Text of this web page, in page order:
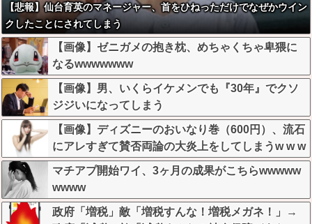
【悲報】仙台育英のマネージャー、首をひねっただけでなぜかウイン
クしたことにされてしまう
【画像】ゼニガメの抱き枕、めちゃくちゃ卑猥に
なるwwwwwww
【画像】男、いくらイケメンでも『30年』でクソ
ジジいになってしまう
【画像】ディズニーのおいなり巻（600円）、流石
にアレすぎて賛否両論の大炎上をしてしまうw w w
w w w w
マチアプ開始ワイ、3ヶ月の成果がこちらwwwww
wwww
政府「増税」敵「増税すんな！増税メガネ！」→